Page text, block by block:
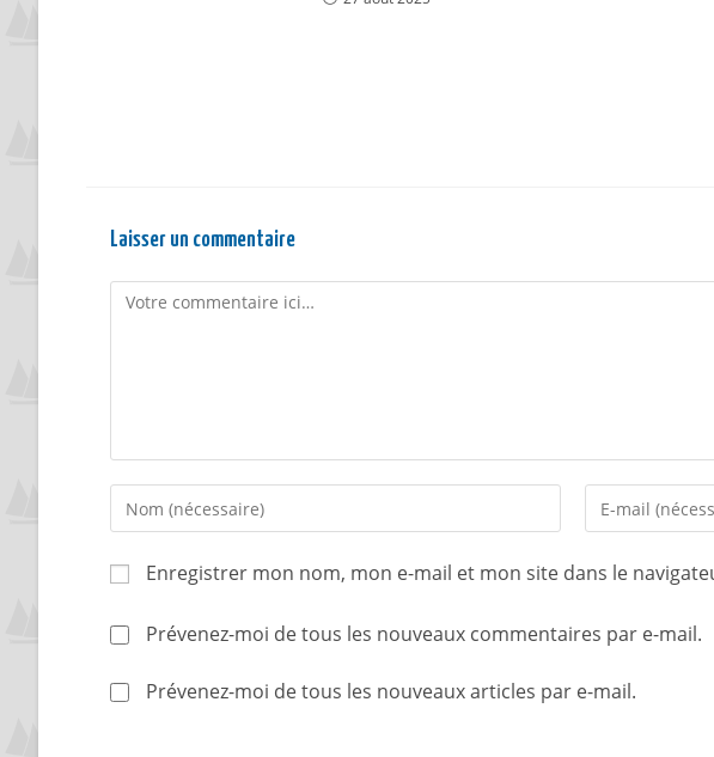
Laisser un commentaire
Enregistrer mon nom, mon e-mail et mon site dans le
Prévenez-moi de tous les nouveaux commentaires par e-mail.
Prévenez-moi de tous les nouveaux articles par e-mail.